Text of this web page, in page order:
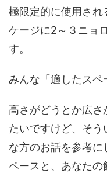
極限定的に使用され
ケージに2～３ニョ
す。
みんな「適したスペ
高さがどうとか広
たいですけど、そ
な方のお話を参考に
ペースと、あなたの